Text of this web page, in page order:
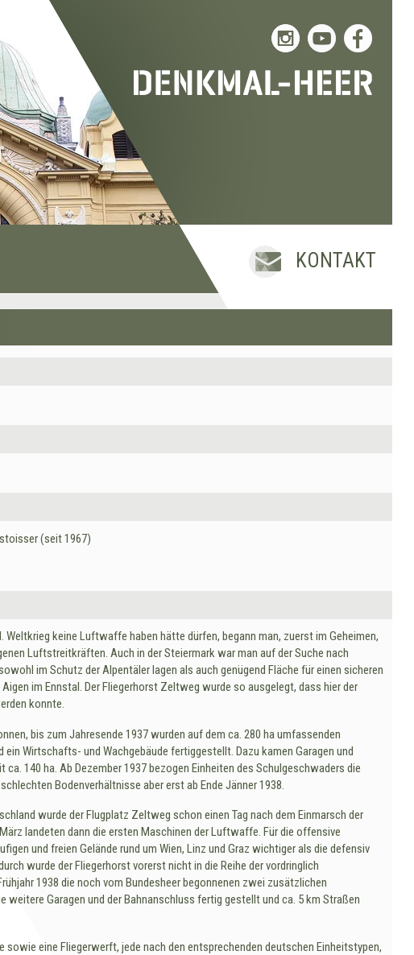
KONTAKT
(seit 1967)
keine Luftwaffe haben hätte dürfen, begann man, zuerst im Geheimen,
Luftstreitkräften. Auch in der Steiermark war man auf der Suche nach
im Schutz der Alpentäler lagen als auch genügend Fläche für einen sicheren
im Ennstal. Der Fliegerhorst Zeltweg wurde so ausgelegt, dass hier der
konnte.
bis zum Jahresende 1937 wurden auf dem ca. 280 ha umfassenden
Wirtschafts- und Wachgebäude fertiggestellt. Dazu kamen Garagen und
140 ha. Ab Dezember 1937 bezogen Einheiten des Schulgeschwaders die
Bodenverhältnisse aber erst ab Ende Jänner 1938.
wurde der Flugplatz Zeltweg schon einen Tag nach dem Einmarsch der
landeten dann die ersten Maschinen der Luftwaffe. Für die offensive
und freien Gelände rund um Wien, Linz und Graz wichtiger als die defensiv
wurde der Fliegerhorst vorerst nicht in die Reihe der vordringlich
1938 die noch vom Bundesheer begonnenen zwei zusätzlichen
Garagen und der Bahnanschluss fertig gestellt und ca. 5 km Straßen
eine Fliegerwerft, jede nach den entsprechenden deutschen Einheitstypen,